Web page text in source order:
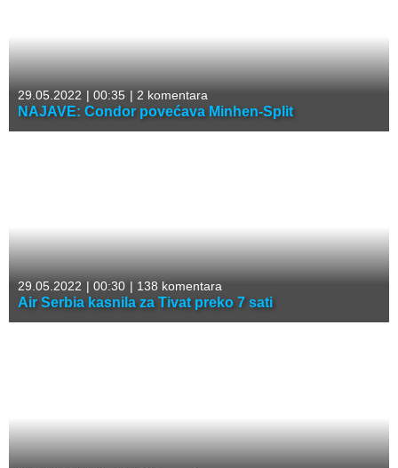
29.05.2022 | 00:35 | 2 komentara
NAJAVE: Condor povećava Minhen-Split
29.05.2022 | 00:30 | 138 komentara
Air Serbia kasnila za Tivat preko 7 sati